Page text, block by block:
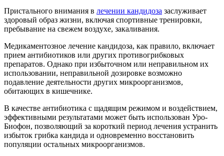
Пристального внимания в лечении кандидоза заслуживает
здоровый образ жизни, включая спортивные тренировки,
пребывание на свежем воздухе, закаливания.
Медикаментозное лечение кандидоза, как правило, включает
прием антибиотиков или других противогрибковых
препаратов. Однако при избыточном или неправильном их
использовании, неправильной дозировке возможно
подавление деятельности других микроорганизмов,
обитающих в кишечнике.
В качестве антибиотика с щадящим режимом и воздействием,
эффективными результатами может быть использован Уро-
Биофон, позволяющий за короткий период лечения устранить
избыток грибка кандида и одновременно восстановить
популяции остальных микроорганизмов.